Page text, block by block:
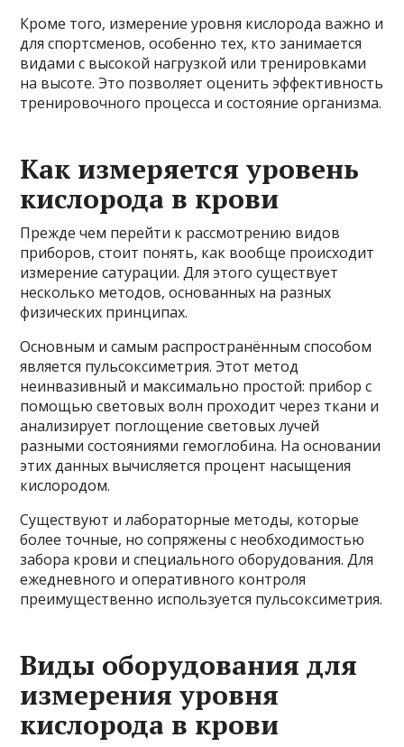
Кроме того, измерение уровня кислорода важно и
для спортсменов, особенно тех, кто занимается
видами с высокой нагрузкой или тренировками
на высоте. Это позволяет оценить эффективность
тренировочного процесса и состояние организма.
Как измеряется уровень
кислорода в крови
Прежде чем перейти к рассмотрению видов
приборов, стоит понять, как вообще происходит
измерение сатурации. Для этого существует
несколько методов, основанных на разных
физических принципах.
Основным и самым распространённым способом
является пульсоксиметрия. Этот метод
неинвазивный и максимально простой: прибор с
помощью световых волн проходит через ткани и
анализирует поглощение световых лучей
разными состояниями гемоглобина. На основании
этих данных вычисляется процент насыщения
кислородом.
Существуют и лабораторные методы, которые
более точные, но сопряжены с необходимостью
забора крови и специального оборудования. Для
ежедневного и оперативного контроля
преимущественно используется пульсоксиметрия.
Виды оборудования для
измерения уровня
кислорода в крови